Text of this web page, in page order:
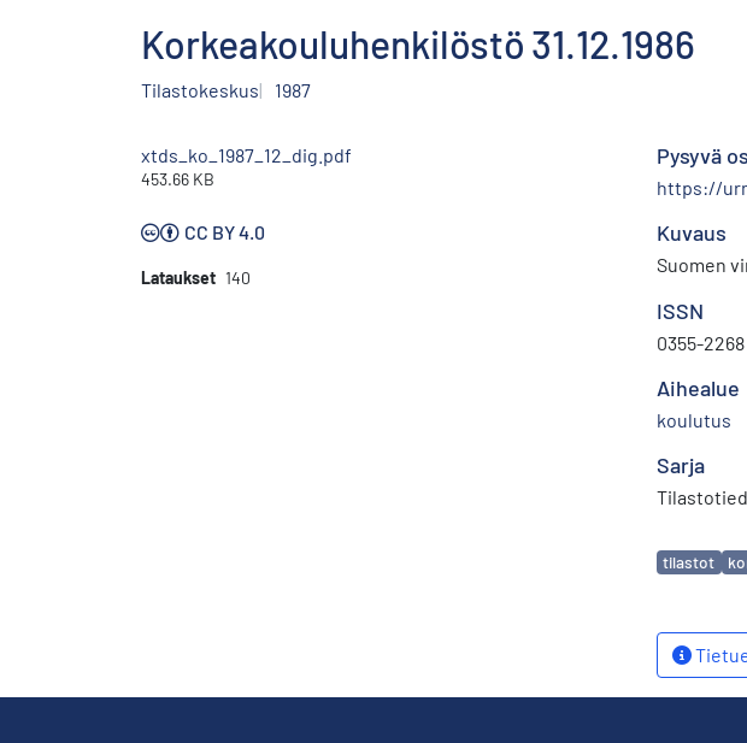
Korkeakouluhenkilöstö 31.12.1986
Tilastokeskus 1987
xtds_ko_1987_12_dig.pdf
453.66 KB
CC BY 4.0
Lataukset 140
Pysyvä
https://
Kuvaus
Suomen
ISSN
0355-2268
Aihealue
koulutus
Sarja
tilastot